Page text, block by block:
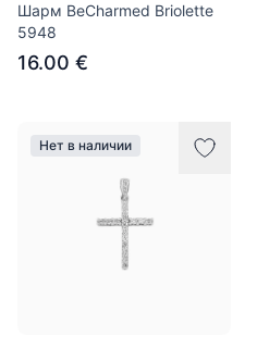
Шарм BeCharmed Briolette
5948
16.00 €
Нет в наличии